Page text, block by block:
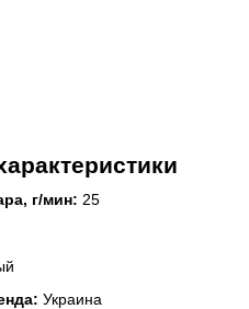
г/мин: 25
Украина